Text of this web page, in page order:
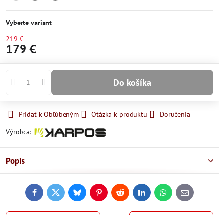
Vyberte variant
219 €
179 €
Do košíka
Pridať k Obľúbeným Otázka k produktu
Doručenia
Výrobca:
Popis
FacebookTwitterBlueskyPinterestReddit LinkedInWhatsApp
E-
mail